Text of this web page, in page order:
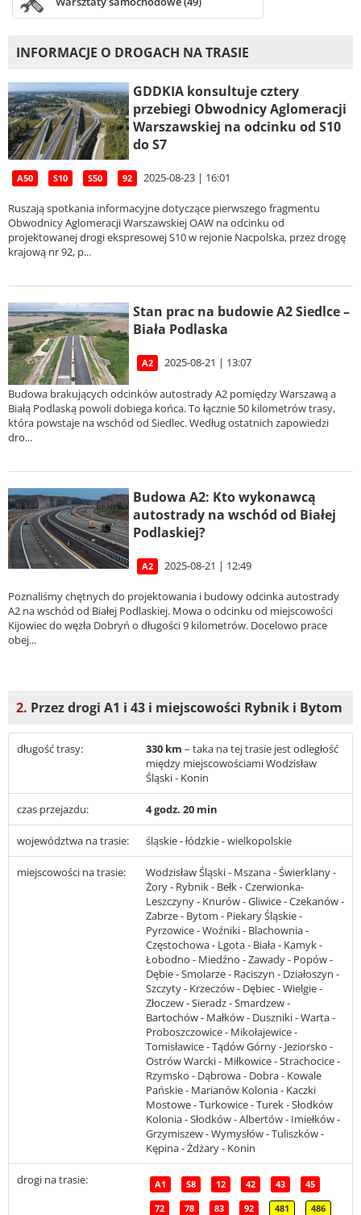
INFORMACJE O DROGACH NA TRASIE
GDDKIA konsultuje cztery
przebiegi Obwodnicy Aglomeracji
Warszawskiej na odcinku od S10
do S7
A50 S10 S50 92 2025-08-23 | 16:01
Ruszają spotkania informacyjne dotyczące pierwszego fragmentu
Obwodnicy Aglomeracji Warszawskiej OAW na odcinku od
projektowanej drogi ekspresowej S10 w rejonie Nacpolska, przez drogę
krajową nr 92, p...
Stan prac na budowie A2 Siedlce –
Biała Podlaska
A2 2025-08-21 | 13:07
Budowa brakujących odcinków autostrady A2 pomiędzy Warszawą a
Białą Podlaską powoli dobiega końca. To łącznie 50 kilometrów trasy,
która powstaje na wschód od Siedlec. Według ostatnich zapowiedzi
dro...
Budowa A2: Kto wykonawcą
autostrady na wschód od Białej
Podlaskiej?
A2 2025-08-21 | 12:49
Poznaliśmy chętnych do projektowania i budowy odcinka autostrady
A2 na wschód od Białej Podlaskiej. Mowa o odcinku od miejscowości
Kijowiec do węzła Dobryń o długości 9 kilometrów. Docelowo prace
obej...
2. Przez drogi A1 i 43 i miejscowości Rybnik i Bytom
długość trasy: 330 km – taka na tej trasie jest odległość
między miejscowościami Wodzisław
Śląski - Konin
czas przejazdu: 4 godz. 20 min
województwa na trasie: śląskie - łódzkie - wielkopolskie
miejscowości na trasie:
Wodzisław Śląski - Mszana - Świerklany -
Żory - Rybnik - Bełk - Czerwionka-
Leszczyny - Knurów - Gliwice - Czekanów -
Zabrze - Bytom - Piekary Śląskie -
Pyrzowice - Woźniki - Blachownia -
Częstochowa - Lgota - Biała - Kamyk -
Łobodno - Miedźno - Zawady - Popów -
Dębie - Smolarze - Raciszyn - Działoszyn -
Szczyty - Krzeczów - Dębiec - Wielgie -
Złoczew - Sieradz - Smardzew -
Bartochów - Małków - Duszniki - Warta -
Proboszczowice - Mikołajewice -
Tomisławice - Tądów Górny - Jeziorsko -
Ostrów Warcki - Miłkowice - Strachocice -
Rzymsko - Dąbrowa - Dobra - Kowale
Pańskie - Marianów Kolonia - Kaczki
Mostowe - Turkowice - Turek - Słodków
Kolonia - Słodków - Albertów - Imiełków -
Grzymiszew - Wymysłów - Tuliszków -
Kępina - Żdżary - Konin
drogi na trasie: A1 S8 12 42 43 45
72 78 83 92 481 486